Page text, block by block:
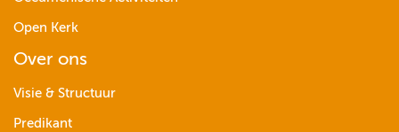
Open Kerk
Over ons
Visie & Structuur
Predikant